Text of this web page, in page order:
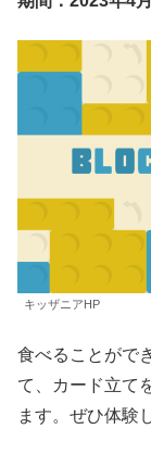
キッザニアHP
食べることがで
て、カード立て
ます。ぜひ体験